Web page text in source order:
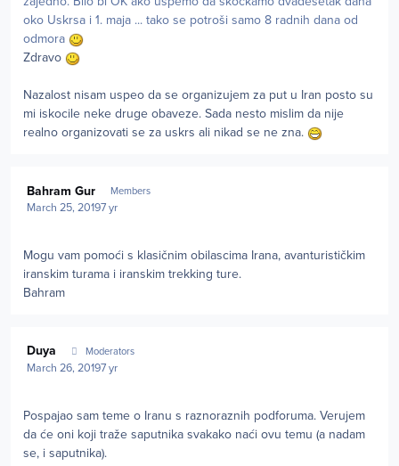
oko Uskrsa i 1. maja ... tako se potroši samo 8 radnih dana od
odmora
Zdravo
Nazalost nisam uspeo da se organizujem za put u Iran posto su
mi iskocile neke druge obaveze. Sada nesto mislim da nije
realno organizovati se za uskrs ali nikad se ne zna.
Bahram Gur Members
March 25, 20197 yr
Mogu vam pomoći s klasičnim obilascima Irana, avanturističkim
iranskim turama i iranskim trekking ture.
Bahram
Duya Moderators
March 26, 20197 yr
Pospajao sam teme o Iranu s raznoraznih podforuma. Verujem
da će oni koji traže saputnika svakako naći ovu temu (a nadam
se, i saputnika).